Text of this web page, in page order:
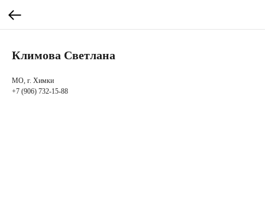
Климова Светлана
МО, г. Химки
+7 (906) 732-15-88